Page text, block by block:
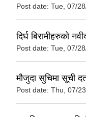
Post date: Tue, 07/
दिर्घ बिरामीहरुको
Post date: Tue, 07/
मौजुदा सुचिमा सूची
Post date: Thu, 07/